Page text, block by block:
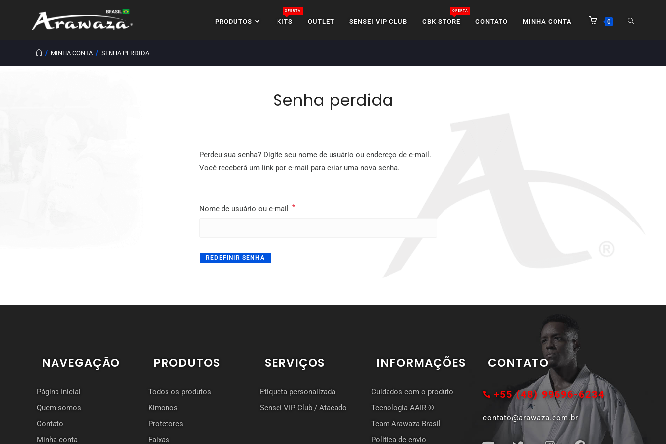
PRODUTOS KITS
OFERTA
OUTLET SENSEI VIP CLUB CBK STORE
OFERTA
CONTATO MINHA CONTA 0
Senha perdida
/ MINHA CONTA / SENHA PERDIDA
Perdeu sua senha? Digite seu nome de usuário ou endereço de e-mail.
Você receberá um link por e-mail para criar uma nova senha.
Nome de usuário ou e-mail *
REDEFINIR SENHA
NAVEGAÇÃO
Página Inicial
Quem somos
Contato
Minha conta
PRODUTOS
Todos os produtos
Kimonos
Protetores
Faixas
SERVIÇOS
Etiqueta personalizada
Sensei VIP Club / Atacado
INFORMAÇÕES
Cuidados com o produto
Tecnologia AAIR ®
Team Arawaza Brasil
Política de envio
CONTATO
+55 (48) 99696-6234
contato@arawaza.com.br